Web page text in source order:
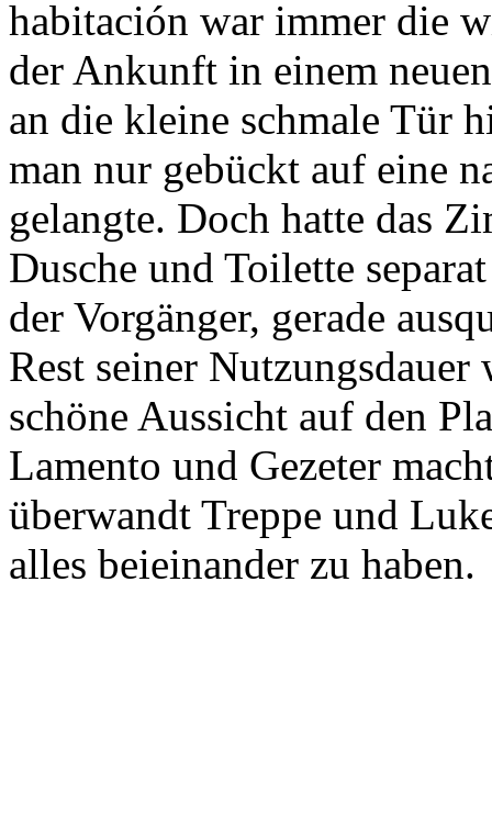
habitación war immer die
der Ankunft in einem
an die kleine schmale Tür
man nur gebückt auf eine
gelangte. Doch hatte das
Dusche und Toilette
der Vorgänger, gerade
Rest seiner
schöne Aussicht auf den
Lamento und Gezeter
überwandt Treppe und
alles beieinander zu haben.